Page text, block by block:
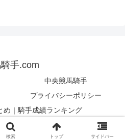
手.com
中央競馬騎手
プライバシーポリシー
め｜騎手成績ランキング
馬騎手.com.
検索 トップ サイドバー